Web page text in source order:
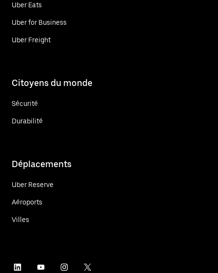
Uber Eats
Uber for Business
Uber Freight
Citoyens du monde
Sécurité
Durabilité
Déplacements
Uber Reserve
Aéroports
Villes